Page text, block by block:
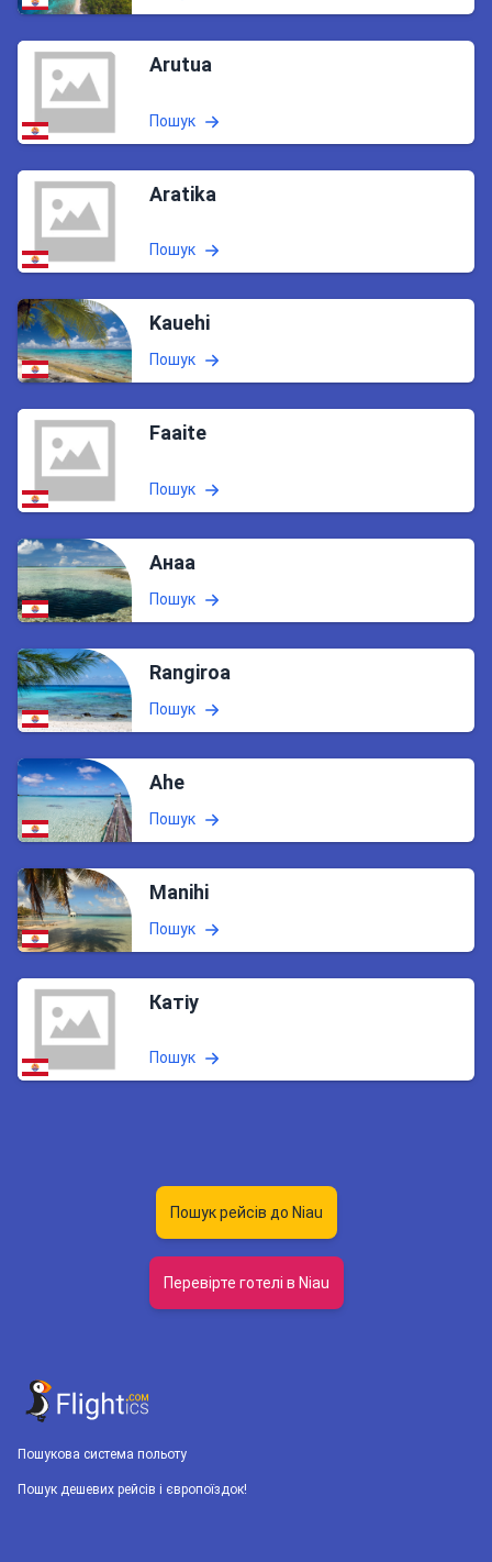
Arutua
Пошук
Aratika
Пошук
Kauehi
Пошук
Faaite
Пошук
Анаа
Пошук
Rangiroa
Пошук
Ahe
Пошук
Manihi
Пошук
Катіу
Пошук
Пошук рейсів до Niau
Перевірте готелі в Niau
Пошукова система польоту
Пошук дешевих рейсів і європоїздок!